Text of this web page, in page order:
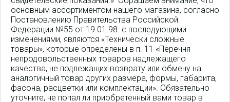
основным ассортиментом нашего магазина, согласно
Постановлению Правительства Российской
Федерации №55 от 19.01.98. с последующими
изменениями, являются «Технически сложные
товары», которые определены в п. 11 «Перечня
непродовольственных товаров надлежащего
качества, не подлежащих возврату или обмену на
аналогичный товар других размера, формы, габарита,
фасона, расцветки или комплектации». Обязательно
уточните, не попал ли приобретенный вами товар в